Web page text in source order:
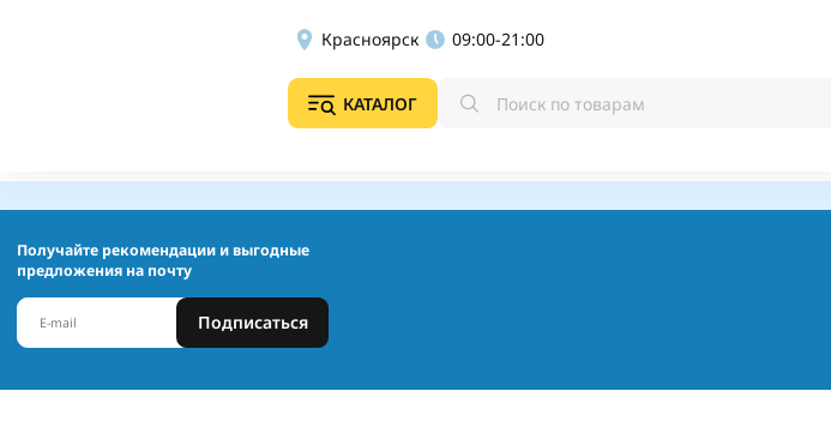
Красноярск 09:00-21:00
КАТАЛОГ
Получайте рекомендации и выгодные
предложения на почту
Подписаться